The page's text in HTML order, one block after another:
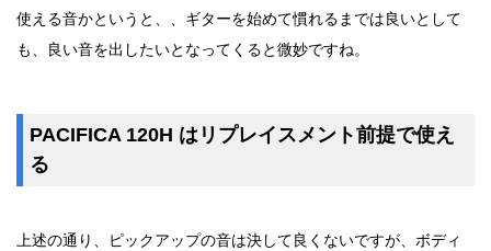
使える音かというと、、ギターを始めて慣れるまでは良いとして
も、良い音を出したいとなってくると微妙ですね。
PACIFICA 120H はリプレイスメント前提で使え
る
上述の通り、ピックアップの音は決して良くないですが、ボディ